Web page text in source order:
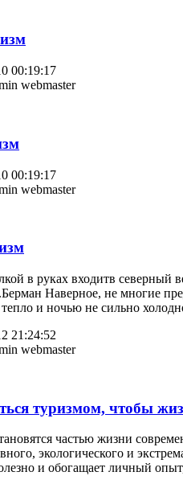
00:19:17
webmaster
00:19:17
webmaster
в руках входитв северный
Наверное, не многие
и ночью не сильно
21:24:52
webmaster
туризмом, чтобы
частью жизни
экологического и
и обогащает личный